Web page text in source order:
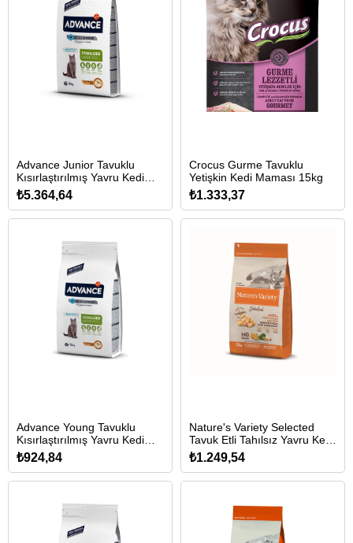
Advance Junior Tavuklu
Kısırlaştırılmış Yavru Kedi
Maması 10kg
₺5.364,64
Crocus Gurme Tavuklu
Yetişkin Kedi Maması 15kg
₺1.333,37
Advance Young Tavuklu
Kısırlaştırılmış Yavru Kedi
Maması 1,5kg
₺924,84
Nature's Variety Selected
Tavuk Etli Tahılsız Yavru Kedi
Maması 1,25kg
₺1.249,54